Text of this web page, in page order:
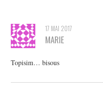
17 MAI 2017
MARIE
Topisim… bisous